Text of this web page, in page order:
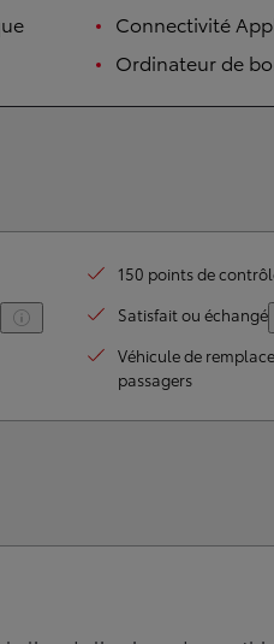
Connectivité
Ordinateur de
150 points de
Satisfait ou échangé
Véhicule de
passagers